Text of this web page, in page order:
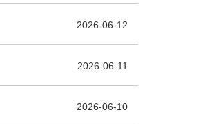
2026-06-12
2026-06-11
2026-06-10